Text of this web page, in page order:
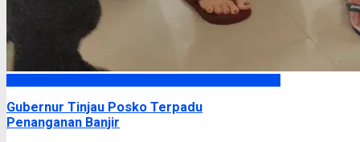
Gubernur Tinjau Posko Terpadu
Penanganan Banjir